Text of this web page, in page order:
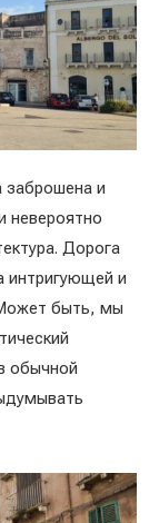
заброшена и
Дорога
интригующей и
быть, мы
обычной